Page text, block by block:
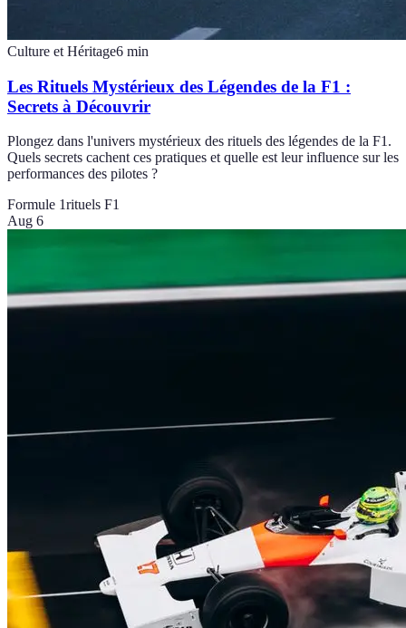
Culture et Héritage6 min
Les Rituels Mystérieux des Légendes de la F1 :
Secrets à Découvrir
Plongez dans l'univers mystérieux des rituels des légendes de la F1.
Quels secrets cachent ces pratiques et quelle est leur influence sur les
performances des pilotes ?
Formule 1rituels F1
Aug 6